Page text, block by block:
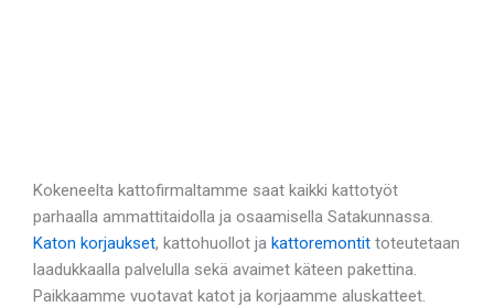
Kokeneelta kattofirmaltamme saat kaikki kattotyöt
parhaalla ammattitaidolla ja osaamisella Satakunnassa.
Katon korjaukset, kattohuollot ja kattoremontit toteutetaan
laadukkaalla palvelulla sekä avaimet käteen pakettina.
Paikkaamme vuotavat katot ja korjaamme aluskatteet.